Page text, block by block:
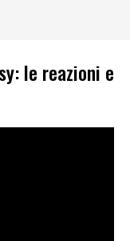
le reazioni e